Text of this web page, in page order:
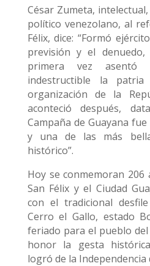
César Zumeta,
político venezolano, al
Félix, dice: “Formó
previsión y el
primera vez asentó
indestructible la
organización de la
aconteció después,
Campaña de Guayana
y una de las más
histórico”.
Hoy se conmemoran 206
San Félix y el Ciudad
con el tradicional
Cerro el Gallo, estado
feriado para el pueblo
honor la gesta
logró de la Independencia